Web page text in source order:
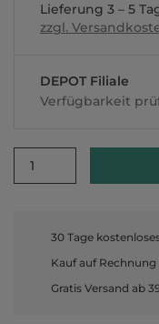
Lieferung 3 – 5
zzgl.
DEPOT Filiale
Verfügbarkeit
1
30 Tage
Kauf auf Rechnung
Gratis Versand ab